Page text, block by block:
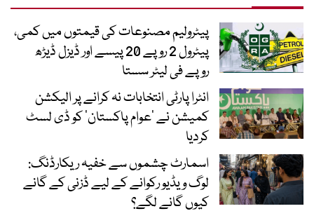
پیٹرولیم مصنوعات کی قیمتوں میں کمی،
پیٹرول 2 روپے 20 پیسے اور ڈیزل ڈیڑھ
روپے فی لیٹر سستا
انٹرا پارٹی انتخابات نہ کرانے پر الیکشن
کمیشن نے ’عوام پاکستان‘ کو ڈی لسٹ
کردیا
اسمارٹ چشموں سے خفیہ ریکارڈنگ:
لوگ ویڈیو رکوانے کے لیے ڈزنی کے گانے
کیوں گانے لگے؟